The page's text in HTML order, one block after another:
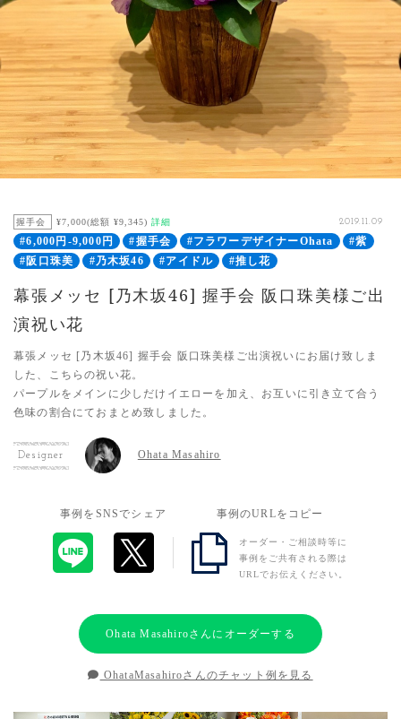
握手会 ¥7,000(総額 ¥9,345) 詳細 2019.11.09
#6,000円-9,000円 #握手会 #フラワーデザイナーOhata
#紫
#阪口珠美
#乃木坂46 #アイドル #推し花
幕張メッセ [乃木坂46] 握手会 阪口珠美様ご出
演祝い花
幕張メッセ [乃木坂46] 握手会 阪口珠美様ご出演祝いにお届け致しま
した、こちらの祝い花。
パープルをメインに少しだけイエローを加え、お互いに引き立て合う
色味の割合にておまとめ致しました。
Designer Ohata Masahiro
事例をSNSでシェア 事例のURLをコピー
オーダー・ご相談時等に
事例をご共有される際は
URLでお伝えください。
Ohata Masahiroさんにオーダーする
OhataMasahiroさんのチャット例を見る